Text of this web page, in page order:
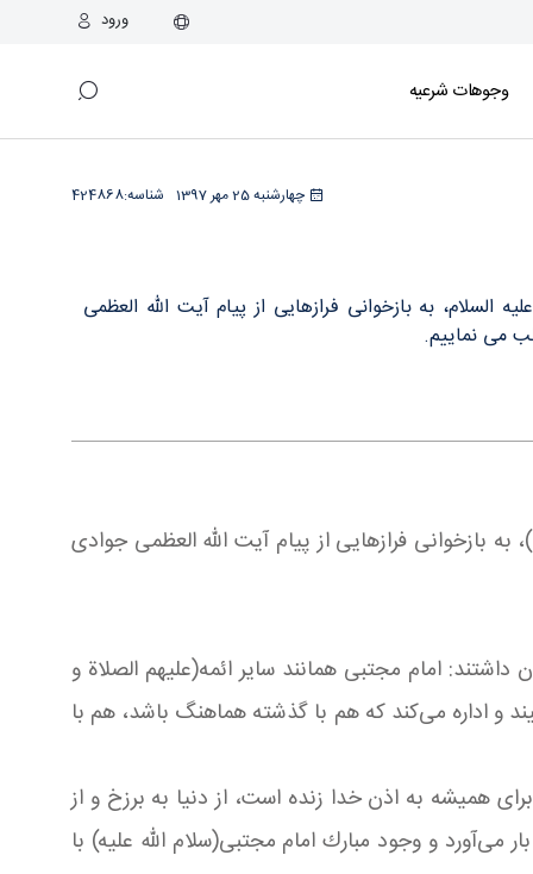
ورود
وجوهات شرعیه
چهارشنبه 25 مهر 1397 424868شناسه:
به بازخوانی فرازهایی از پیام آیت الله العظمی
می نماییم.
بازخوانی فرازهایی از پیام آیت الله العظمی جوادی
امام مجتبی همانند سایر ائمه(علیهم الصلاة و
اداره می‌كند كه هم با گذشته هماهنگ باشد، هم با
همیشه به اذن خدا زنده است، از دنیا به برزخ و از
و وجود مبارك امام مجتبی(سلام الله علیه) با